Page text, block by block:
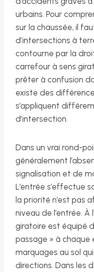
urbains. Pour
sur la chaussée, il
d’intersections à
contourne par la
carrefour à sens
prêter à confusion
existe des
s’appliquent
d’intersection.
Dans un vrai rond-
généralement
signalisation et de
L’entrée s’effectue
la priorité n’est pas
niveau de l’entrée. À
giratoire est équipé
passage » à chaque
marquages au sol
directions. Dans les